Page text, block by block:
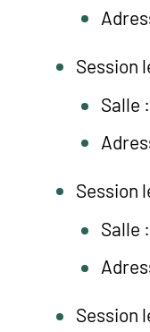
Session
Salle
Session
Salle
Session